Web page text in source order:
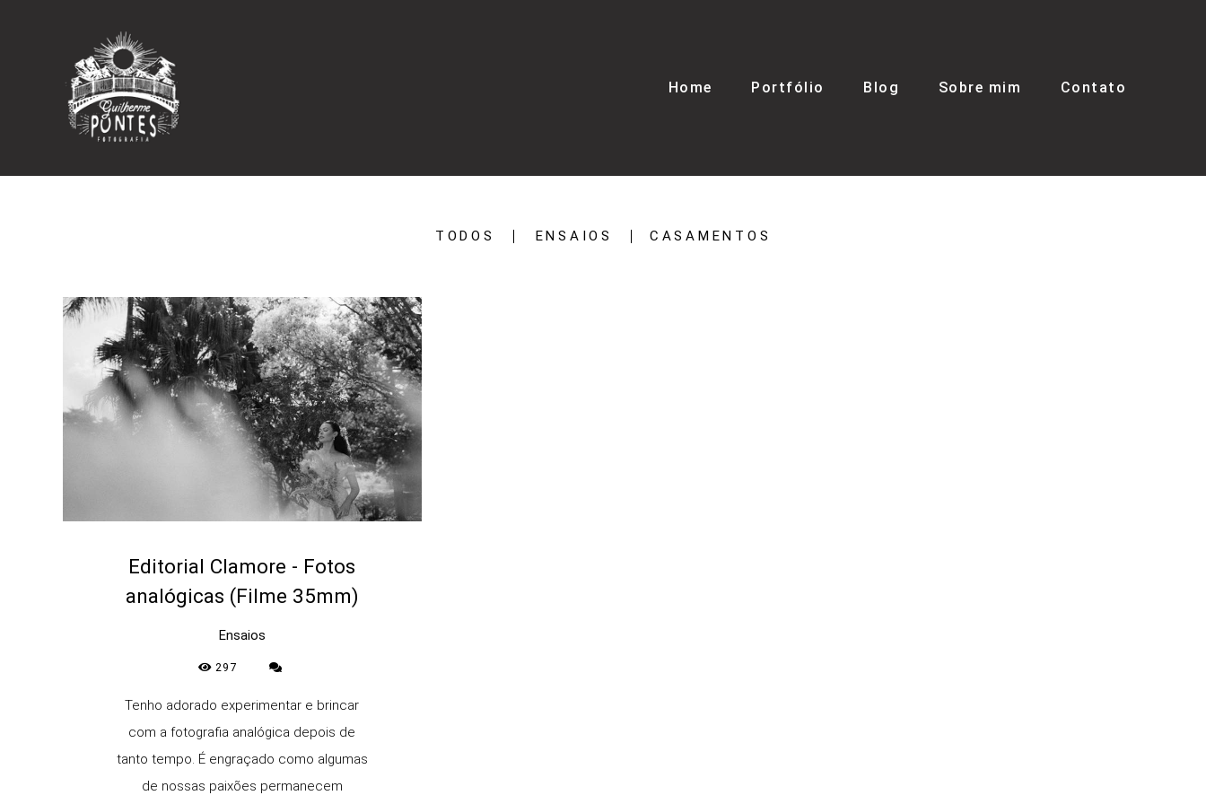
Home Portfólio Blog Sobre mim Contato
TODOS ENSAIOS CASAMENTOS
Editorial Clamore - Fotos
analógicas (Filme 35mm)
Ensaios
297
Tenho adorado experimentar e brincar
com a fotografia analógica depois de
tanto tempo. É engraçado como algumas
de nossas paixões permanecem